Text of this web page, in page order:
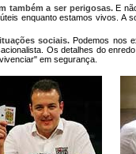
também a ser perigosas.E
enquanto estamos vivos. A
sociais. Podemos nos
Os detalhes do
em segurança.